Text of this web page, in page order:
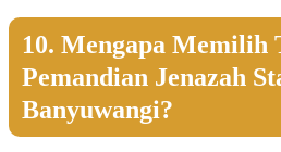
10. Mengapa Memilih
Pemandian Jenazah
Banyuwangi?